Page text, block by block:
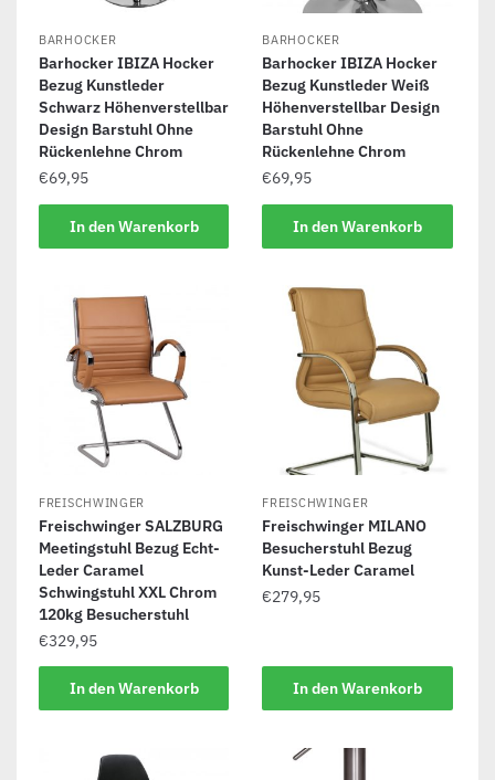
BARHOCKER
Barhocker IBIZA Hocker
Bezug Kunstleder
Schwarz Höhenverstellbar
Design Barstuhl Ohne
Rückenlehne Chrom
€69,95
In den Warenkorb
BARHOCKER
Barhocker IBIZA Hocker
Bezug Kunstleder Weiß
Höhenverstellbar Design
Barstuhl Ohne
Rückenlehne Chrom
€69,95
In den Warenkorb
FREISCHWINGER
Freischwinger SALZBURG
Meetingstuhl Bezug Echt-
Leder Caramel
Schwingstuhl XXL Chrom
120kg Besucherstuhl
€329,95
In den Warenkorb
FREISCHWINGER
Freischwinger MILANO
Besucherstuhl Bezug
Kunst-Leder Caramel
€279,95
In den Warenkorb